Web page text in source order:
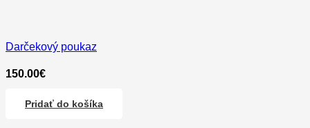
Darčekový poukaz
150.00€
Pridať do košíka